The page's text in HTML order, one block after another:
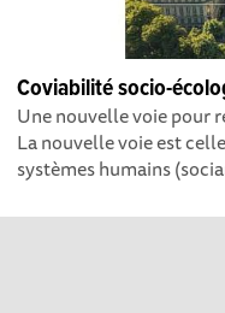
Coviabilité socio-
Une nouvelle voie pour
La nouvelle voie est
systèmes humains